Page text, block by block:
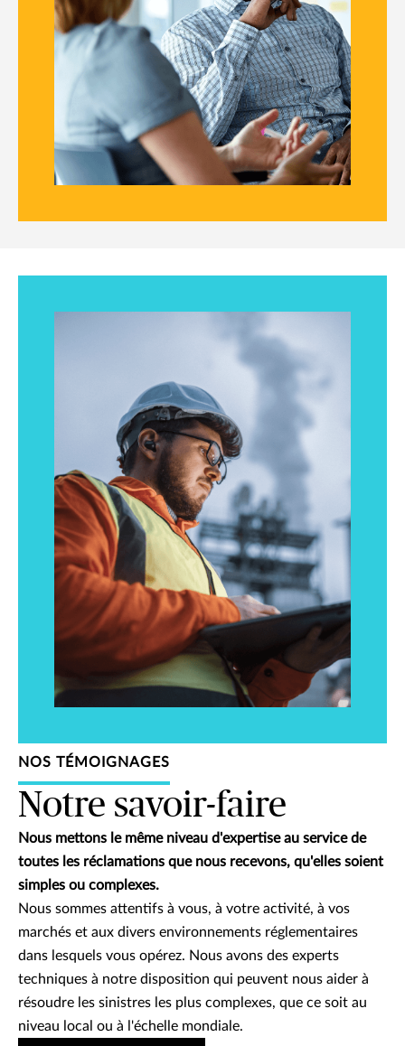
NOS TÉMOIGNAGES
Notre savoir-faire
Nous mettons le même niveau d'expertise au service de
toutes les réclamations que nous recevons, qu'elles soient
simples ou complexes.
Nous sommes attentifs à vous, à votre activité, à vos
marchés et aux divers environnements réglementaires
dans lesquels vous opérez. Nous avons des experts
techniques à notre disposition qui peuvent nous aider à
résoudre les sinistres les plus complexes, que ce soit au
niveau local ou à l'échelle mondiale.